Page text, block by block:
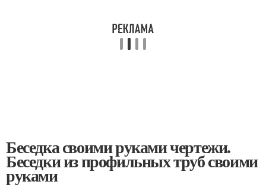
Беседка своими руками чертежи.
Беседки из профильных труб своими
руками